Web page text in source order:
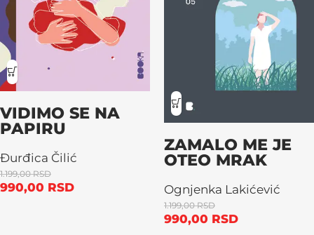
VIDIMO SE NA
PAPIRU
Đurđica Čilić
1.199,00RSD
990,00 RSD
ZAMALO ME JE
OTEO MRAK
Ognjenka Lakićević
1.199,00RSD
990,00 RSD